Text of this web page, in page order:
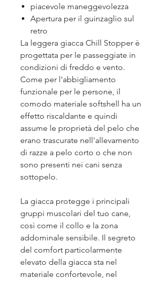
piacevole maneggevolezza
Apertura per il guinzaglio sul
retro
La leggera giacca Chill Stopper è
progettata per le passeggiate in
condizioni di freddo e vento.
Come per l'abbigliamento
funzionale per le persone, il
comodo materiale softshell ha un
effetto riscaldante e quindi
assume le proprietà del pelo che
erano trascurate nell'allevamento
di razze a pelo corto o che non
sono presenti nei cani senza
sottopelo.
La giacca protegge i principali
gruppi muscolari del tuo cane,
così come il collo e la zona
addominale sensibile. Il segreto
del comfort particolarmente
elevato della giacca sta nel
materiale confortevole, nel